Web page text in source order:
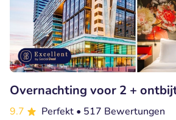
Overnachting voor 2 +
9.7 Perfekt • 517 Bewertungen